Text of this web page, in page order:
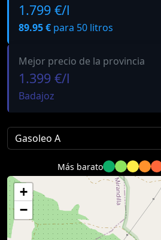
1.799 €/l
89.95 € para 50 litros
Mejor precio de la provincia
1.399 €/l
Badajoz
Más barato
+
−